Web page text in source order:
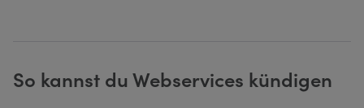
So kannst du Webservices kündigen